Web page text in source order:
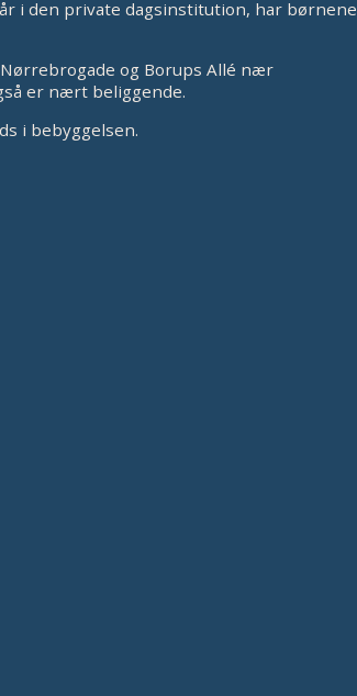
i den private dagsinstitution, har børnene
og Borups Allé nær
er nært beliggende.
i bebyggelsen.